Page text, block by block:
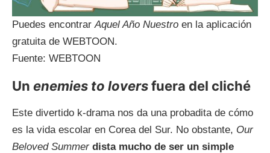
Puedes encontrarAquel Año Nuestro en la aplicación
gratuita de WEBTOON.
Fuente: WEBTOON
Un enemies to loversfuera del cliché
Este divertido k-drama nos da una probadita de cómo
es la vida escolar en Corea del Sur. No obstante, Our
Beloved Summerdista mucho de ser un simple